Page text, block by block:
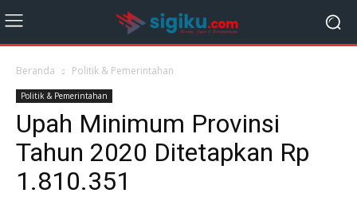
Beranda Politik & Pemerintahan
Politik & Pemerintahan
Upah Minimum Provinsi
Tahun 2020 Ditetapkan Rp
1.810.351